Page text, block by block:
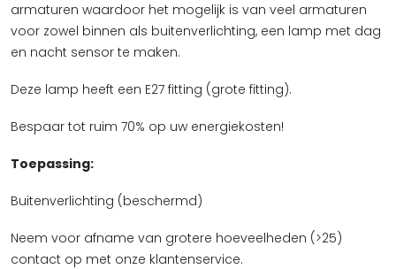
armaturen waardoor het mogelijk is van veel armaturen
voor zowel binnen als buitenverlichting, een lamp met dag
en nacht sensor te maken.
Deze lamp heeft een E27 fitting (grote fitting).
Bespaar tot ruim 70% op uw energiekosten!
Toepassing:
Buitenverlichting (beschermd)
Neem voor afname van grotere hoeveelheden (>25)
contact op met onze klantenservice.